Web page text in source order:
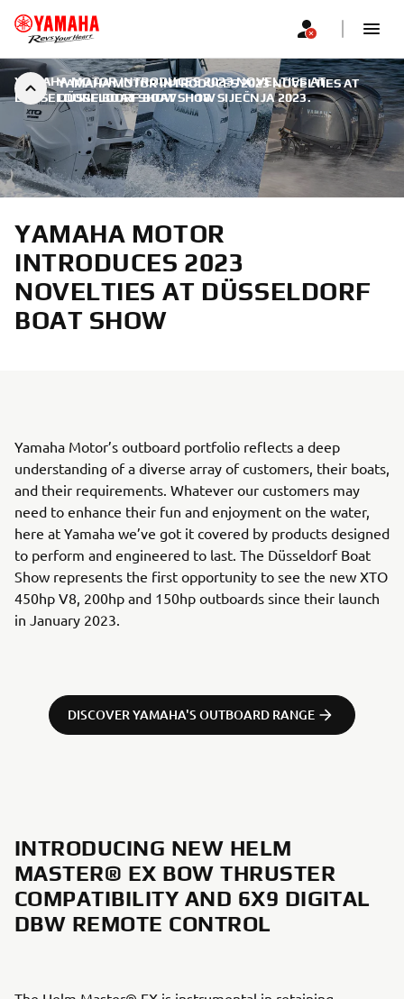
YAMAHA MOTOR INTRODUCES 2023 NOVELTIES AT
DÜSSELDORF BOAT SHOW
YAMAHA MOTOR INTRODUCES 2023 NOVELTIES AT
DÜSSELDORF BOAT SHOW | 18. SIJEČNJA 2023.
YAMAHA MOTOR
INTRODUCES 2023
NOVELTIES AT DÜSSELDORF
BOAT SHOW
Yamaha Motor’s outboard portfolio reflects a deep
understanding of a diverse array of customers, their boats,
and their requirements. Whatever our customers may
need to enhance their fun and enjoyment on the water,
here at Yamaha we’ve got it covered by products designed
to perform and engineered to last. The Düsseldorf Boat
Show represents the first opportunity to see the new XTO
450hp V8, 200hp and 150hp outboards since their launch
in January 2023.
DISCOVER YAMAHA'S OUTBOARD RANGE
INTRODUCING NEW HELM
MASTER® EX BOW THRUSTER
COMPATIBILITY AND 6X9 DIGITAL
DBW REMOTE CONTROL